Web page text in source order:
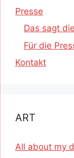
Presse
Das sagt
Für die
Kontakt
ART
All about my